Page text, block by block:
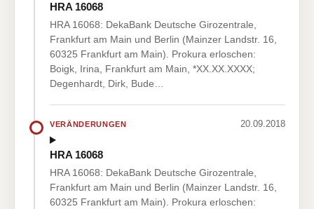
HRA 16068
HRA 16068: DekaBank Deutsche Girozentrale,
Frankfurt am Main und Berlin (Mainzer Landstr. 16,
60325 Frankfurt am Main). Prokura erloschen:
Boigk, Irina, Frankfurt am Main, *XX.XX.XXXX;
Degenhardt, Dirk, Bude…
VERÄNDERUNGEN 20.09.2018
HRA 16068
HRA 16068: DekaBank Deutsche Girozentrale,
Frankfurt am Main und Berlin (Mainzer Landstr. 16,
60325 Frankfurt am Main). Prokura erloschen: